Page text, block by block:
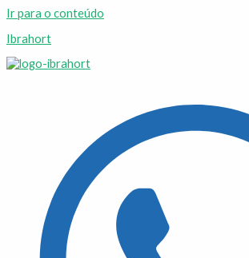
Ir para o conteúdo
Ibrahort